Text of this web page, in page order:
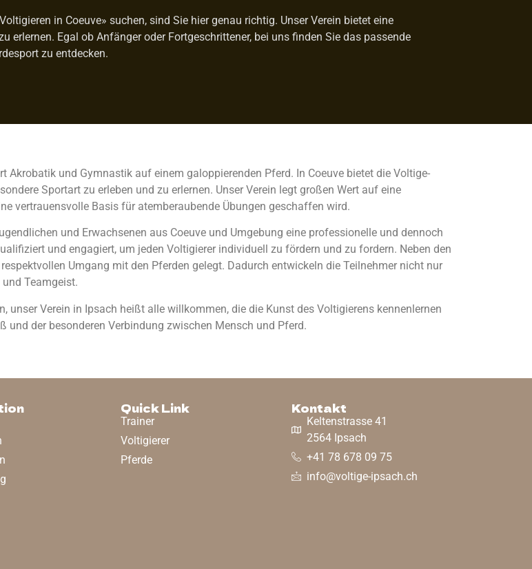
in Coeuve» suchen, sind Sie hier genau richtig. Unser Verein bietet eine
erlernen. Egal ob Anfänger oder Fortgeschrittener, bei uns finden Sie das passende
zu entdecken.
und Gymnastik auf einem galoppierenden Pferd. In Coeuve bietet die Voltige-
Sportart zu erleben und zu erlernen. Unser Verein legt großen Wert auf eine
vertrauensvolle Basis für atemberaubende Übungen geschaffen wird.
und Erwachsenen aus Coeuve und Umgebung eine professionelle und dennoch
und engagiert, um jeden Voltigierer individuell zu fördern und zu fordern. Neben den
Umgang mit den Pferden gelegt. Dadurch entwickeln die Teilnehmer nicht nur
Teamgeist.
unser Verein in Ipsach heißt alle willkommen, die die Kunst des Voltigierens kennenlernen
und der besonderen Verbindung zwischen Mensch und Pferd.
Quick Link
Trainer
Voltigierer
Pferde
Kontakt
Keltenstrasse 41
2564 Ipsach
+41 78 678 09 75
info@voltige-ipsach.ch